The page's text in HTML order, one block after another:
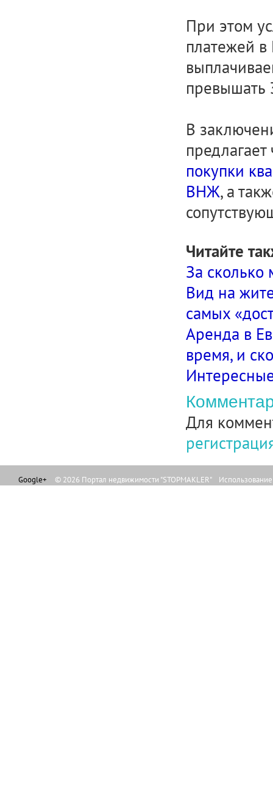
При этом
платежей в
превышать
В
покупки
ВНЖ, а
Читайте
За сколько
Вид на
самых
Аренда в
время, и
Для
Google+ © 2026 Портал недвижимости "STOPMAKLER"